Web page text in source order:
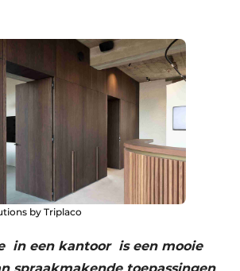
by Triplaco
in een kantoor is een mooie